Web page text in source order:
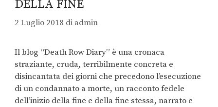
DELLA FINE
2 Luglio 2018 di admin
Il blog “Death Row Diary” è una cronaca
straziante, cruda, terribilmente concreta e
disincantata dei giorni che precedono l’esecuzione
di un condannato a morte, un racconto fedele
dell’inizio della fine e della fine stessa, narrato e